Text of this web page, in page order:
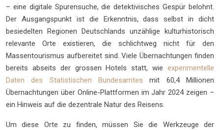
– eine digitale Spurensuche, die detektivisches Gespür belohnt.
Der Ausgangspunkt ist die Erkenntnis, dass selbst in dicht
besiedelten Regionen Deutschlands unzählige kulturhistorisch
relevante Orte existieren, die schlichtweg nicht für den
Massentourismus aufbereitet sind. Viele Übernachtungen finden
bereits abseits der grossen Hotels statt, wie experimentelle
Daten des Statistischen Bundesamtes mit 60,4 Millionen
Übernachtungen über Online-Plattformen im Jahr 2024 zeigen –
ein Hinweis auf die dezentrale Natur des Reisens.
Um diese Orte zu finden, müssen Sie die Werkzeuge der